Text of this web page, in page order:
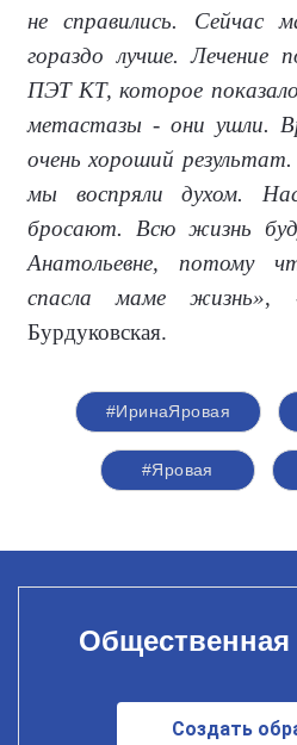
не справились. Сейчас
гораздо лучше. Лечение
ПЭТ КТ, которое
метастазы - они ушли.
очень хороший
мы воспряли духом.
бросают. Всю жизнь
Анатольевне, потому
спасла маме жизнь», -
Бурдуковская.
#ИринаЯровая
#Яровая
Создать